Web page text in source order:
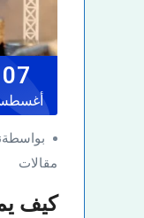
07
مقالات
كيف